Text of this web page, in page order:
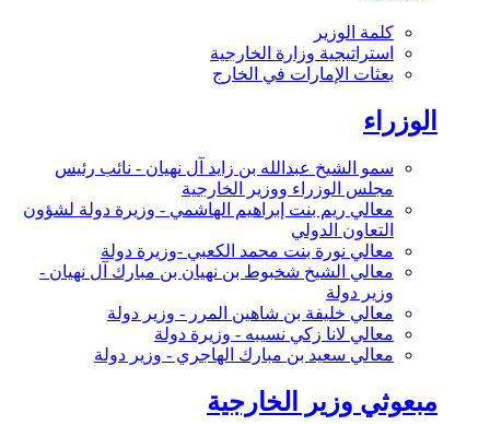
كلمة الوزير
استراتيجية وزارة الخارجية
بعثات الإمارات في الخارج
الوزراء
سمو الشيخ عبدالله بن زايد آل نهيان - نائب رئيس
مجلس الوزراء ووزير الخارجية
معالي ريم بنت إبراهيم الهاشمي - وزيرة دولة لشؤون
التعاون الدولي
معالي نورة بنت محمد الكعبي -وزيرة دولة
معالي الشيخ شخبوط بن نهيان بن مبارك آل نهيان -
وزير دولة
معالي خليفة بن شاهين المرر - وزير دولة
معالي لانا زكي نسيبه - وزيرة دولة
معالي سعيد بن مبارك الهاجري - وزير دولة
مبعوثي وزير الخارجية